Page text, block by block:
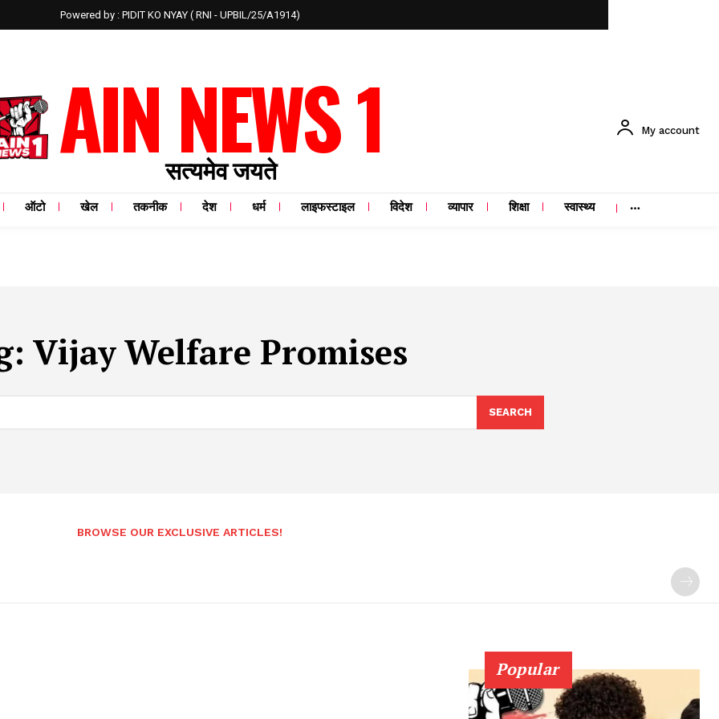
Powered by : PIDIT KO NYAY ( RNI - UPBIL/25/A1914)
AIN NEWS 1
सत्यमेव जयते
My account
ऑटो खेल तकनीक देश धर्म लाइफस्टाइल विदेश व्यापार शिक्षा स्वास्थ्य
Vijay Welfare Promises
SEARCH
BROWSE OUR EXCLUSIVE ARTICLES!
Popular